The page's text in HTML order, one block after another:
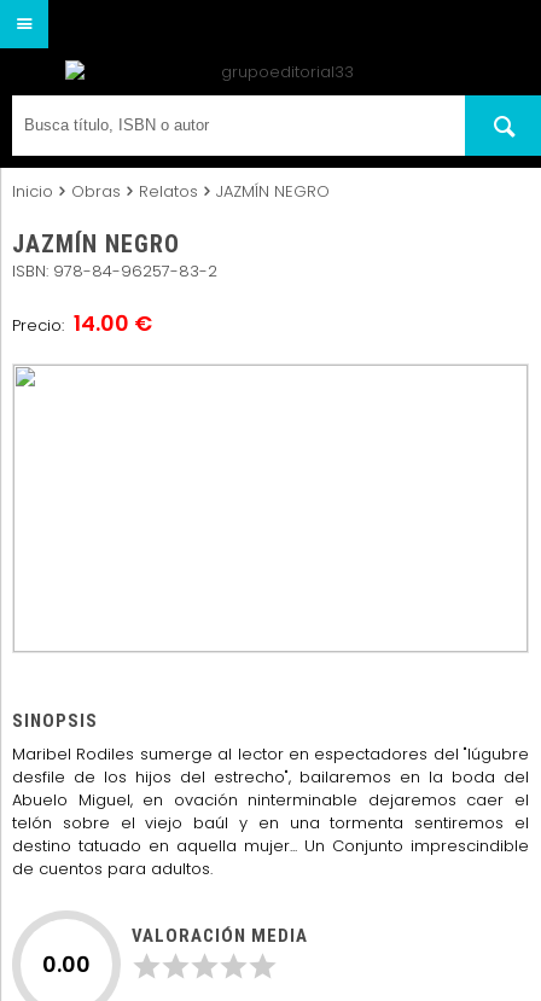
Inicio Obras Relatos JAZMÍN NEGRO
JAZMÍN NEGRO
ISBN: 978-84-96257-83-2
Precio: 14.00 €
SINOPSIS
Maribel Rodiles sumerge al lector en espectadores del "lúgubre
desfile de los hijos del estrecho", bailaremos en la boda del
Abuelo Miguel, en ovación ninterminable dejaremos caer el
telón sobre el viejo baúl y en una tormenta sentiremos el
destino tatuado en aquella mujer... Un Conjunto imprescindible
de cuentos para adultos.
0.00
VALORACIÓN MEDIA